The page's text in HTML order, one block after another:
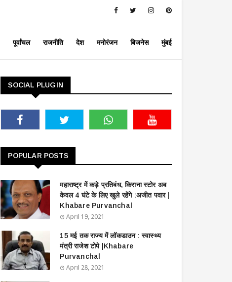
पूर्वांचल राजनीति देश मनोरंजन बिजनेस मुंबई
SOCIAL PLUGIN
POPULAR POSTS
महाराष्ट्र में कड़े प्रतिबंध, किराना स्टोर अब
केवल 4 घंटे के लिए खुले रहेंगे :अजीत पवार |
Khabare Purvanchal
April 19, 2021
15 मई तक राज्य में लॉकडाउन : स्वास्थ्य
मंत्री राजेश टोपे |Khabare
Purvanchal
April 28, 2021